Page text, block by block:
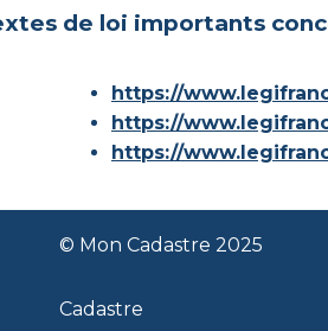
de loi importants
© Mon Cadastre 2025
Cadastre